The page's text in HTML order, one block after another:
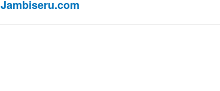
Jambiseru.com